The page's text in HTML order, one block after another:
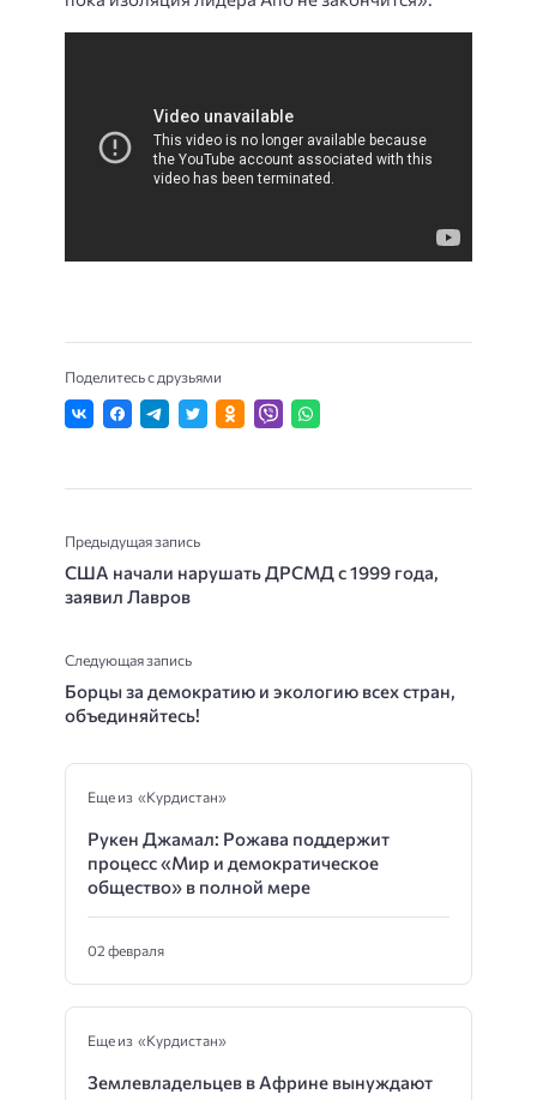
Поделитесь с друзьями
Предыдущая запись
США начали нарушать ДРСМД с 1999 года,
заявил Лавров
Следующая запись
Борцы за демократию и экологию всех стран,
объединяйтесь!
Еще из «Курдистан»
Рукен Джамал: Рожава поддержит
процесс «Мир и демократическое
общество» в полной мере
02 февраля
Еще из «Курдистан»
Землевладельцев в Африне вынуждают